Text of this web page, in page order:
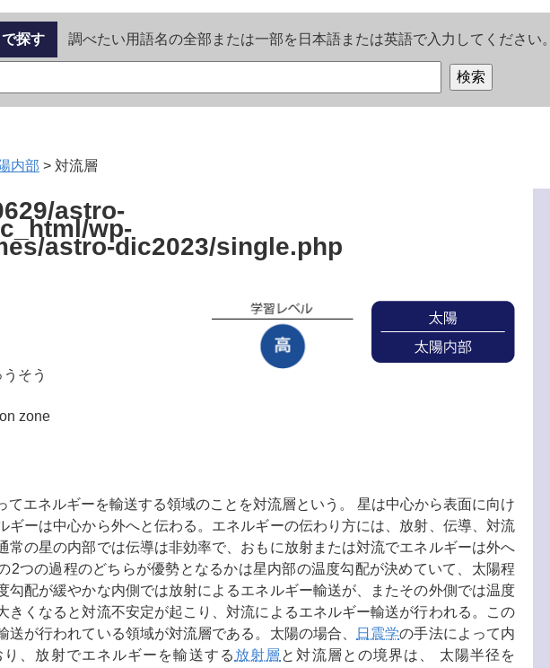
探す 調べたい用語名の全部または一部を日本語または英語で入力してください。
内部 > 対流層
astro-
wp-
astro-dic2023/single.php
そう
zone
てエネルギーを輸送する領域のことを対流層という。 星は中心から表面に向け
ギーは中心から外へと伝わる。エネルギーの伝わり方には、放射、伝導、対流
常の星の内部では伝導は非効率で、おもに放射または対流でエネルギーは外へ
2つの過程のどちらが優勢となるかは星内部の温度勾配が決めていて、太陽程
勾配が緩やかな内側では放射によるエネルギー輸送が、またその外側では温度
きくなると対流不安定が起こり、対流によるエネルギー輸送が行われる。この
送が行われている領域が対流層である。太陽の場合、
日震学の手法によって内
、放射でエネルギーを輸送する 放射層 と対流層との境界は、 太陽半径を